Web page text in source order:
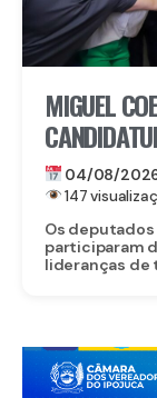
MIGUEL
SENADO
04/08/
147
Os
participaram
lideranças de